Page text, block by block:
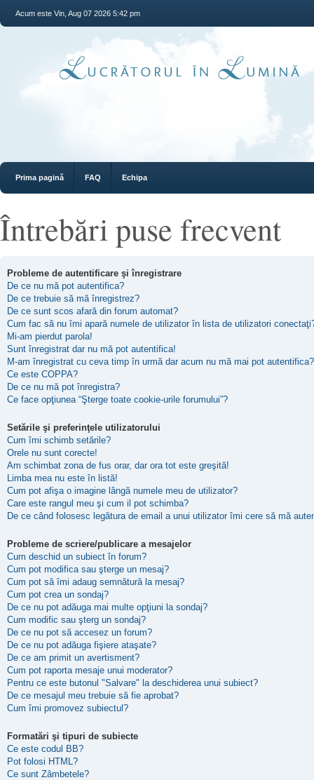
Acum este Vin, Aug 07 2026 5:42 pm
Prima pagină FAQ Echipa
Întrebări puse frecvent
Probleme de autentificare şi înregistrare
De ce nu mă pot autentifica?
De ce trebuie să mă înregistrez?
De ce sunt scos afară din forum automat?
Cum fac să nu îmi apară numele de utilizator în lista de utilizatori
Mi-am pierdut parola!
Sunt înregistrat dar nu mă pot autentifica!
M-am înregistrat cu ceva timp în urmă dar acum nu mă mai pot
Ce este COPPA?
De ce nu mă pot înregistra?
Ce face opţiunea “Şterge toate cookie-urile forumului”?
Setările şi preferinţele utilizatorului
Cum îmi schimb setările?
Orele nu sunt corecte!
Am schimbat zona de fus orar, dar ora tot este greşită!
Limba mea nu este în listă!
Cum pot afişa o imagine lângă numele meu de utilizator?
Care este rangul meu şi cum il pot schimba?
De ce când folosesc legătura de email a unui utilizator îmi cere să mă
Probleme de scriere/publicare a mesajelor
Cum deschid un subiect în forum?
Cum pot modifica sau şterge un mesaj?
Cum pot să îmi adaug semnătură la mesaj?
Cum pot crea un sondaj?
De ce nu pot adăuga mai multe opţiuni la sondaj?
Cum modific sau şterg un sondaj?
De ce nu pot să accesez un forum?
De ce nu pot adăuga fişiere ataşate?
De ce am primit un avertisment?
Cum pot raporta mesaje unui moderator?
Pentru ce este butonul "Salvare" la deschiderea unui subiect?
De ce mesajul meu trebuie să fie aprobat?
Cum îmi promovez subiectul?
Formatări şi tipuri de subiecte
Ce este codul BB?
Pot folosi HTML?
Ce sunt Zâmbetele?